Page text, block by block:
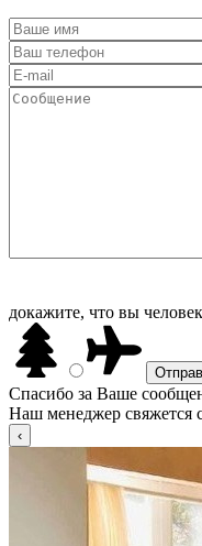
докажите, что вы
Спасибо за Ваше
Наш менеджер свяжется